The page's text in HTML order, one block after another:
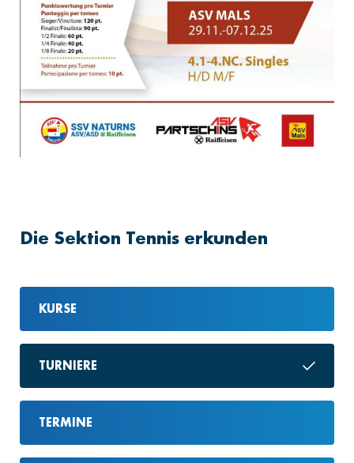
Die Sektion Tennis erkunden
KURSE
TURNIERE
TERMINE